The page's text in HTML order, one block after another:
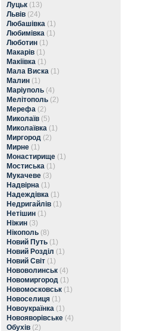
Луцьк (13)
Львів (24)
Любашівка (1)
Любимівка (1)
Люботин (1)
Макарів (1)
Макіївка (1)
Мала Виска (1)
Малин (1)
Маріуполь (4)
Мелітополь (2)
Мерефа (2)
Миколаїв (5)
Миколаївка (1)
Миргород (2)
Мирне (1)
Монастирище (1)
Мостиська (1)
Мукачеве (3)
Надвірна (1)
Надеждівка (1)
Недригайлів (1)
Нетішин (1)
Ніжин (3)
Нікополь (8)
Новий Путь (1)
Новий Розділ (1)
Новий Світ (1)
Нововолинськ (4)
Новомиргород (1)
Новомосковськ (1)
Новоселиця (1)
Новоукраїнка (1)
Новояворівське (4)
Обухів (2)